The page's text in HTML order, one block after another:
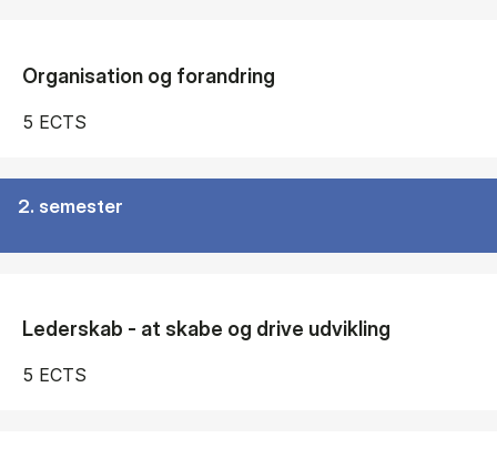
Organisation og forandring
5 ECTS
2. semester
Lederskab - at skabe og drive udvikling
5 ECTS